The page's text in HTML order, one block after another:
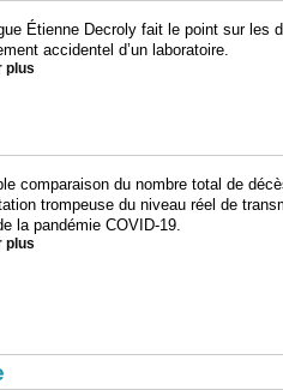
Étienne Decroly fait le point sur les
accidentel d’un laboratoire.
plus
comparaison du nombre total de
trompeuse du niveau réel de
la pandémie COVID-19.
plus